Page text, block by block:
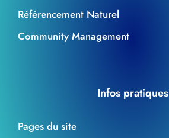
Référencement Naturel
Community Management
Infos pratiques
Pages du site